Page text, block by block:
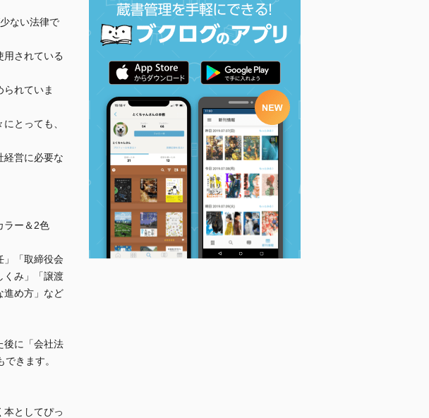
ない法律で
用されている
れていま
とっても、
経営に必要な
ラー＆2色
」「取締役会
くみ」「譲渡
進め方」など
後に「会社法
きます。
としてぴっ